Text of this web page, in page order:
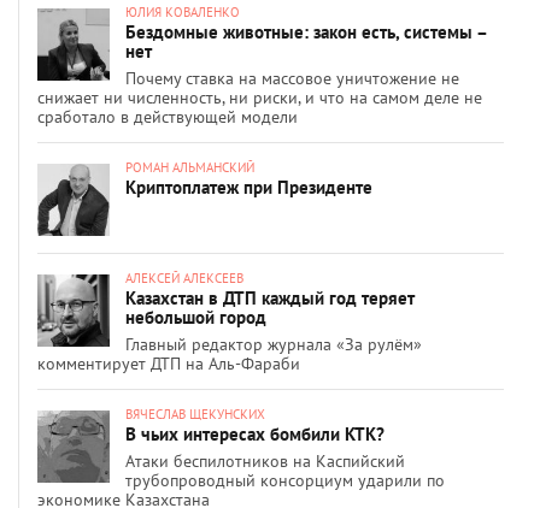
ЮЛИЯ КОВАЛЕНКО
Бездомные животные: закон есть, системы –
нет
Почему ставка на массовое уничтожение не
снижает ни численность, ни риски, и что на самом деле не
сработало в действующей модели
РОМАН АЛЬМАНСКИЙ
Криптоплатеж при Президенте
АЛЕКСЕЙ АЛЕКСЕЕВ
Казахстан в ДТП каждый год теряет
небольшой город
Главный редактор журнала «За рулём»
комментирует ДТП на Аль-Фараби
ВЯЧЕСЛАВ ЩЕКУНСКИХ
В чьих интересах бомбили КТК?
Атаки беспилотников на Каспийский
трубопроводный консорциум ударили по
экономике Казахстана